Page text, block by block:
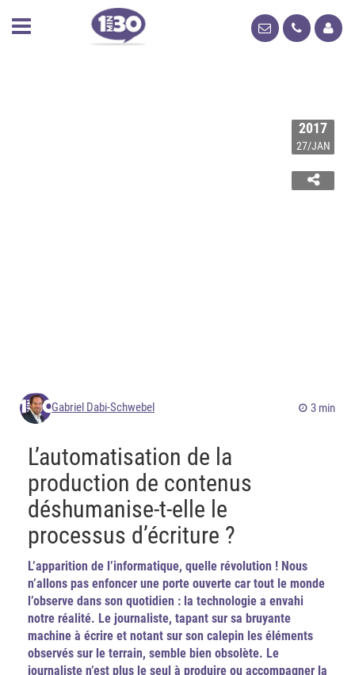
2017
27/JAN
Gabriel Dabi-Schwebel 3 min
L’automatisation de la
production de contenus
déshumanise-t-elle le
processus d’écriture ?
L’apparition de l’informatique, quelle révolution ! Nous
n’allons pas enfoncer une porte ouverte car tout le monde
l’observe dans son quotidien : la technologie a envahi
notre réalité. Le journaliste, tapant sur sa bruyante
machine à écrire et notant sur son calepin les éléments
observés sur le terrain, semble bien obsolète. Le
journaliste n’est plus le seul à produire ou accompagner la